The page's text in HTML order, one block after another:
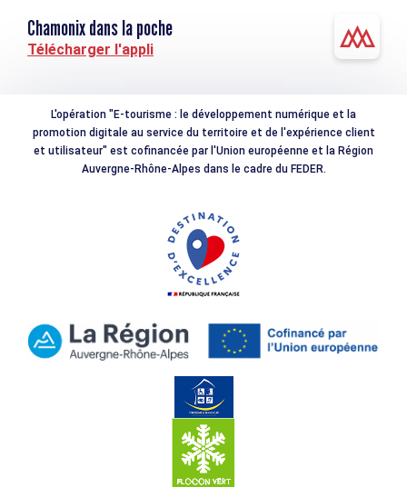
Chamonix dans la poche
Télécharger l'appli
L'opération "E-tourisme : le développement numérique et la
promotion digitale au service du territoire et de l'expérience client
et utilisateur" est cofinancée par l'Union européenne et la Région
Auvergne-Rhône-Alpes dans le cadre du FEDER.